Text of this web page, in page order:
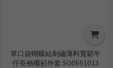
單口袋蝴蝶結刺繡薄料寬鬆牛
仔長袖襯衫外套 SO0551013